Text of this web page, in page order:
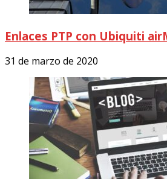
Enlaces PTP con Ubiquiti
31 de marzo de 2020